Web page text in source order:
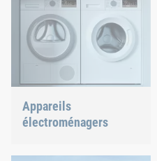
Appareils
électroménagers
nous garantissons des